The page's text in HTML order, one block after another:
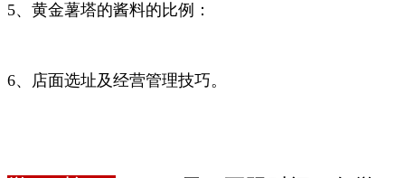
5、 黄金薯塔的酱料的比例：
6、店面选址及经营管理技巧。